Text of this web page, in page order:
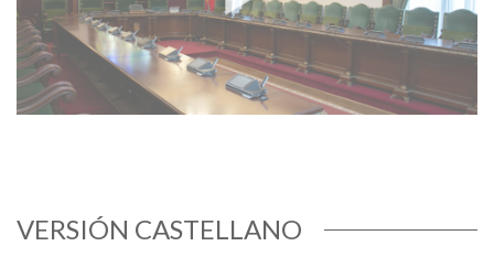
VERSIÓN CASTELLANO